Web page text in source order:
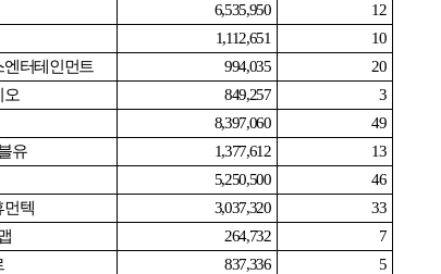
6,535,950
12
1,112,651
10
터테인먼트 994,035
20
오 849,257
3
8,397,060
49
유 1,377,612
13
5,250,500
46
먼텍 3,037,320
33
264,732
7
837,336
5